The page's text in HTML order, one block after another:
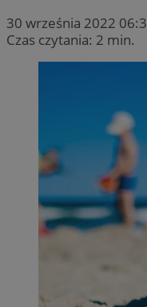
30 września 2022
Czas czytania: 2 min.